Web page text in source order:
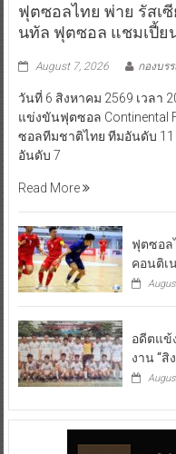
ฟุตซอลไทย พ่าย รัสเ
นทัล ฟุตซอล แชมเปี้ย
August 7, 2026 กองบร
วันที่ 6 สิงหาคม 2569 เวลา
แข่งขันฟุตซอล Continental
ซอลทีมชาติไทย ทีมอันดับ
อันดับ 7
Read More
ฟุตซอล
คอนติเ
อดีตแข้
งาน “